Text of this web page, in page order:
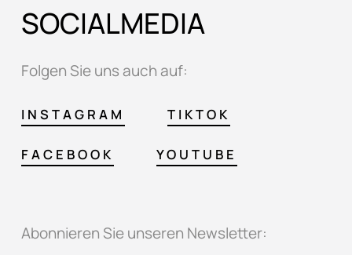
SOCIALMEDIA
Folgen Sie uns auch auf:
INSTAGRAM TIKTOK
FACEBOOK YOUTUBE
Abonnieren Sie unseren Newsletter: